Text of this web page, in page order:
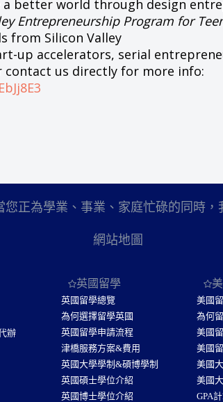
better world through design
Entrepreneurship Program for
from Silicon Valley
up accelerators, serial
contact us directly for more info:
正為學業、事業、家庭忙碌的同時，
辦
網站地圖
英國留學
英國留學總覽
為何選擇留學英國
英國留學申請流程
津橋服務方案&費用
英國大學學制&碩博學制
英國碩士學位介紹
英國博士學位介紹
美國
為何
美國
美國
美國
美國
GPA